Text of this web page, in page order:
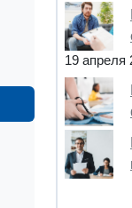
19 апреля